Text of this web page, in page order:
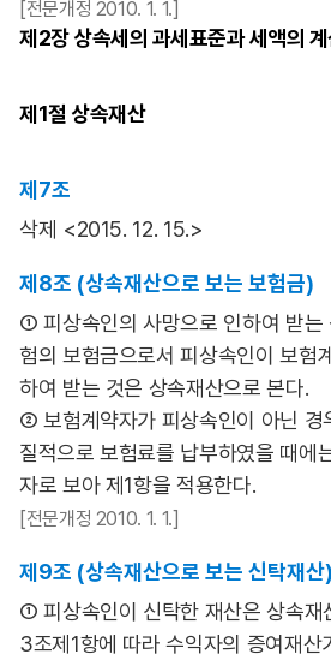
[전문개정 2010. 1. 1.]
제2장 상속세의 과세표준과 세액의
제1절 상속재산
제7조
삭제 <2015. 12. 15.>
제8조 (상속재산으로 보는 보험금)
① 피상속인의 사망으로 인하여 받는
험의 보험금으로서 피상속인이 보험
하여 받는 것은 상속재산으로 본다.
② 보험계약자가 피상속인이 아닌 경
질적으로 보험료를 납부하였을 때에
자로 보아 제1항을 적용한다.
[전문개정 2010. 1. 1.]
제9조 (상속재산으로 보는 신탁재산)
① 피상속인이 신탁한 재산은 상속재
3조제1항에 따라 수익자의 증여재산